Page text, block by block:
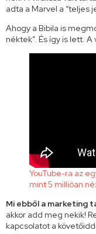
adta a Marvel a “teljes
Ahogy a Bibila is
néktek”. És így is lett.
YouTube-ra az
mint 5 millióan
Mi ebből a marketing
akkor add meg nekik!
kapcsolatot a